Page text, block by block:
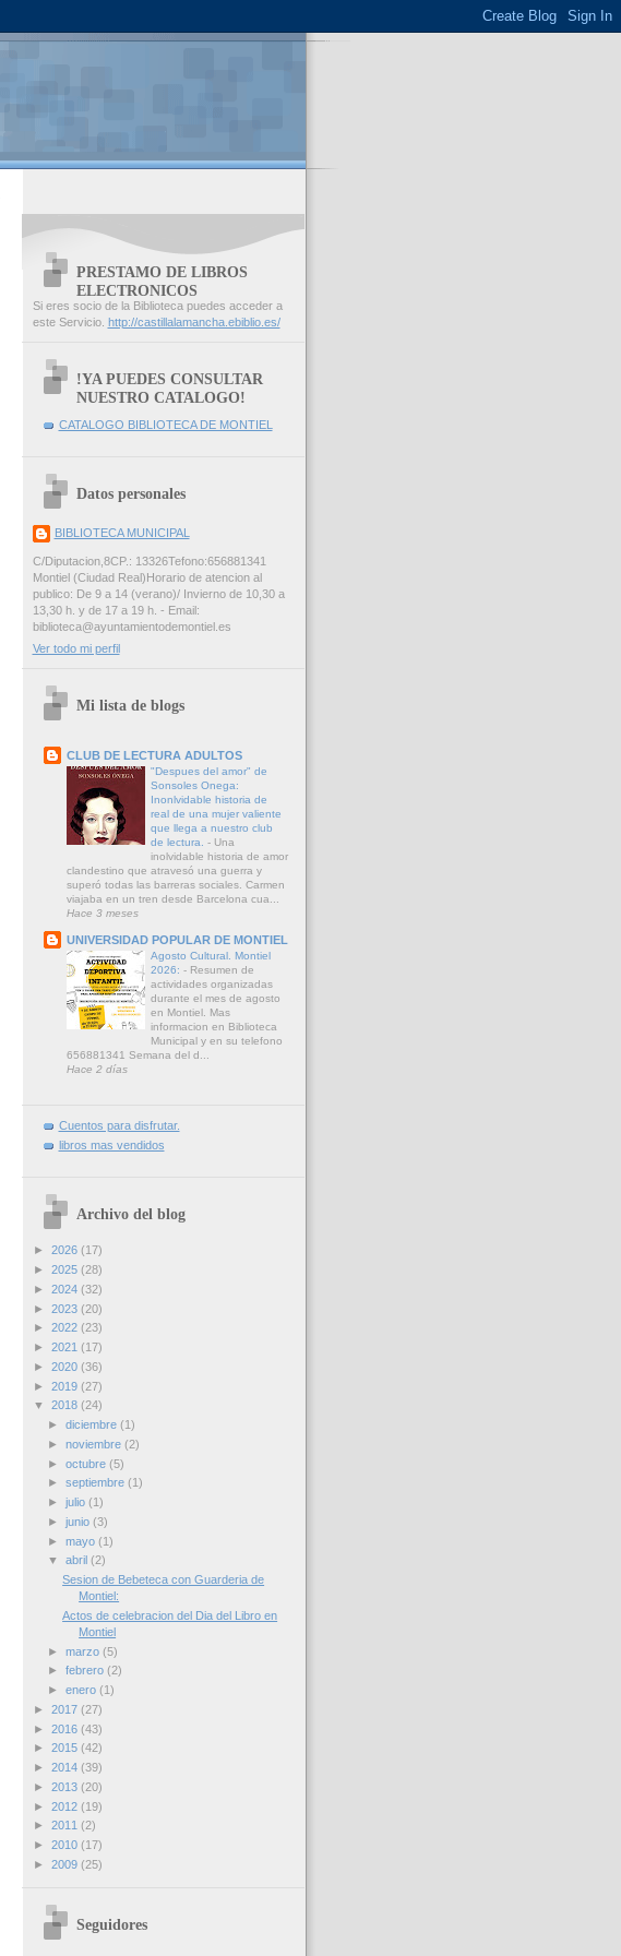
PRESTAMO DE LIBROS
ELECTRONICOS
Si eres socio de la Biblioteca puedes acceder a
este Servicio. http://castillalamancha.ebiblio.es/
!YA PUEDES CONSULTAR
NUESTRO CATALOGO!
CATALOGO BIBLIOTECA DE MONTIEL
Datos personales
BIBLIOTECA MUNICIPAL
C/Diputacion,8CP.: 13326Tefono:656881341
Montiel (Ciudad Real)Horario de atencion al
publico: De 9 a 14 (verano)/ Invierno de 10,30 a
13,30 h. y de 17 a 19 h. - Email:
biblioteca@ayuntamientodemontiel.es
Ver todo mi perfil
Mi lista de blogs
CLUB DE LECTURA ADULTOS
"Despues del amor" de
Sonsoles Onega:
Inonlvidable historia de
real de una mujer valiente
que llega a nuestro club
de lectura. - Una
inolvidable historia de amor
clandestino que atravesó una guerra y
superó todas las barreras sociales. Carmen
viajaba en un tren desde Barcelona cua...
Hace 3 meses
UNIVERSIDAD POPULAR DE MONTIEL
Agosto Cultural. Montiel
2026: - Resumen de
actividades organizadas
durante el mes de agosto
en Montiel. Mas
informacion en Biblioteca
Municipal y en su telefono
656881341 Semana del d...
Hace 2 días
Cuentos para disfrutar.
libros mas vendidos
Archivo del blog
► 2026 (17)
► 2025 (28)
► 2024 (32)
► 2023 (20)
► 2022 (23)
► 2021 (17)
► 2020 (36)
► 2019 (27)
▼ 2018 (24)
► diciembre (1)
► noviembre (2)
► octubre (5)
► septiembre (1)
► julio (1)
► junio (3)
► mayo (1)
▼ abril (2)
Sesion de Bebeteca con Guarderia de
Montiel:
Actos de celebracion del Dia del Libro en
Montiel
► marzo (5)
► febrero (2)
► enero (1)
► 2017 (27)
► 2016 (43)
► 2015 (42)
► 2014 (39)
► 2013 (20)
► 2012 (19)
► 2011 (2)
► 2010 (17)
► 2009 (25)
Seguidores